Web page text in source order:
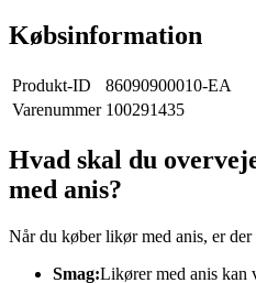
Købsinformation
Produkt-ID
86090900010-EA
Varenummer 100291435
Hvad skal du
med anis?
Når du køber likør med anis, er
Smag:Likører med anis kan